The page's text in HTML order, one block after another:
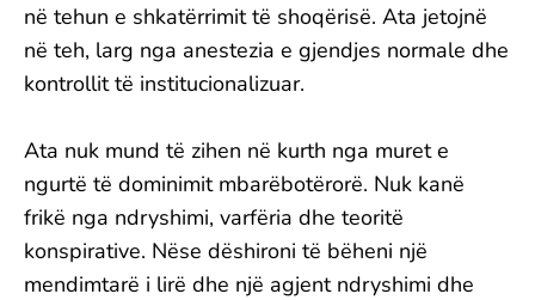
në tehun e shkatërrimit të shoqërisë. Ata jetojnë
në teh, larg nga anestezia e gjendjes normale dhe
kontrollit të institucionalizuar.
Ata nuk mund të zihen në kurth nga muret e
ngurtë të dominimit mbarëbotërorë. Nuk kanë
frikë nga ndryshimi, varfëria dhe teoritë
konspirative. Nëse dëshironi të bëheni një
mendimtarë i lirë dhe një agjent ndryshimi dhe